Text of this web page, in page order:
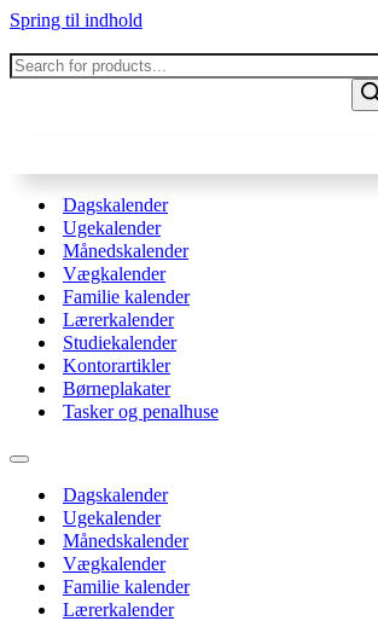
Spring til indhold
Products
search
Dagskalender
Ugekalender
Månedskalender
Vægkalender
Familie kalender
Lærerkalender
Studiekalender
Kontorartikler
Børneplakater
Tasker og penalhuse
Navigation
Dagskalender
Ugekalender
Månedskalender
Vægkalender
Familie kalender
Lærerkalender